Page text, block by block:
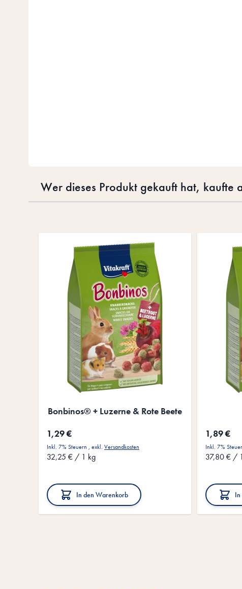
Wer dieses Produkt gekauft hat, kaufte
Drücke, um das Karussell zu überspringen
Bonbinos® + Luzerne & Rote Beete
1,29 €
Inkl. 7% Steuern , exkl. Versandkosten
32,25 € / 1 kg
In den Warenkorb
1,89 €
Inkl. 7%
37,80 € /